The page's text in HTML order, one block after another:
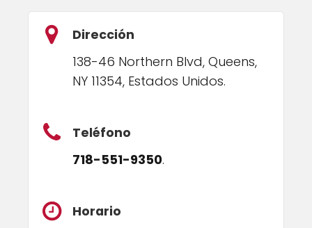
Dirección
138-46 Northern Blvd, Queens,
NY 11354, Estados Unidos.
Teléfono
718-551-9350.
Horario